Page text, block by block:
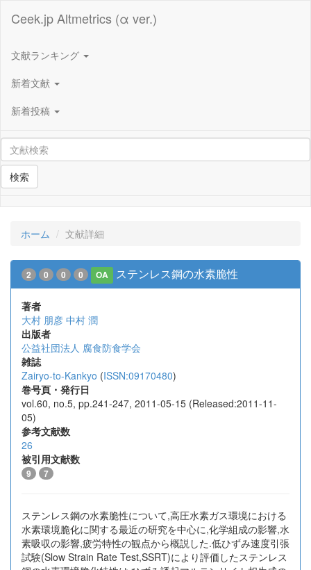
Ceek.jp Altmetrics (α ver.)
文献ランキング
新着文献
新着投稿
検索
ホーム 文献詳細
2 0 0 0 OA ステンレス鋼の水素脆性
著者
大村 朋彦 中村 潤
出版者
公益社団法人 腐食防食学会
雑誌
Zairyo-to-Kankyo (ISSN:09170480)
巻号頁・発行日
vol.60, no.5, pp.241-247, 2011-05-15 (Released:2011-11-
05)
参考文献数
26
被引用文献数
9 7
ステンレス鋼の水素脆性について,高圧水素ガス環境における
水素環境脆化に関する最近の研究を中心に,化学組成の影響,水
素吸収の影響,疲労特性の観点から概説した.低ひずみ速度引張
試験(Slow Strain Rate Test,SSRT)により評価したステンレス